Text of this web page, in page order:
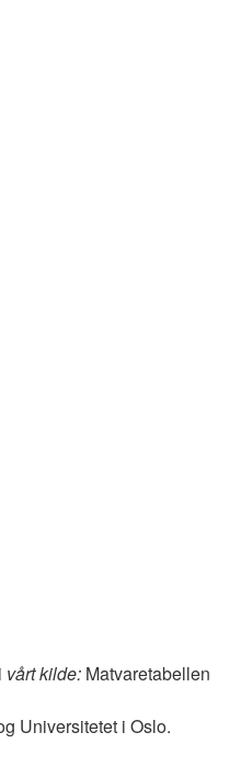
vårt kilde: Matvaretabellen
Universitetet i Oslo.